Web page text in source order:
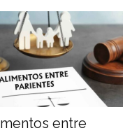
entre